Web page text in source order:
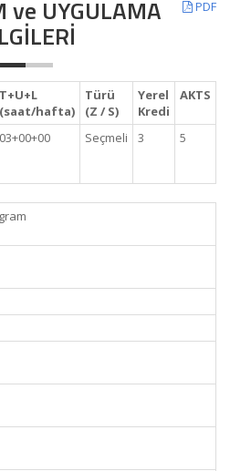
PDF
ve UYGULAMA
T+U+L
(saat/hafta)
Türü
(Z / S)
Yerel
Kredi
AKTS
03+00+00 Seçmeli 3 5